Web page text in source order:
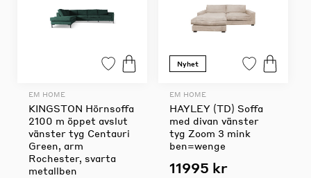
EM HOME
KINGSTON Hörnsoffa
2100 m öppet avslut
vänster tyg Centauri
Green, arm
Rochester, svarta
metallben
Nyhet
EM HOME
HAYLEY (TD) Soffa
med divan vänster
tyg Zoom 3 mink
ben=wenge
11995 kr